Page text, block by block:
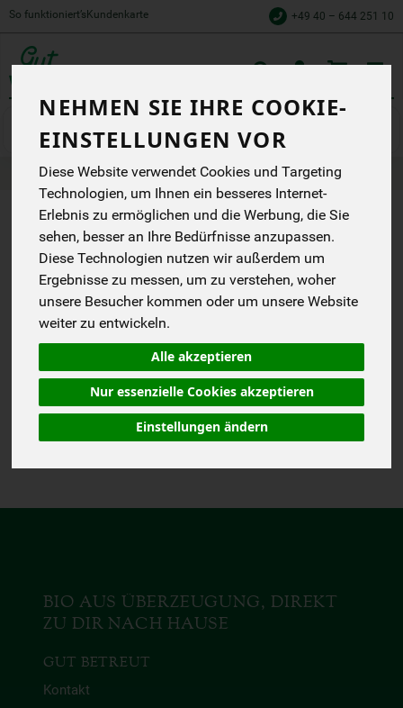
NEHMEN SIE IHRE COOKIE-
EINSTELLUNGEN VOR
Diese Website verwendet Cookies und Targeting
Technologien, um Ihnen ein besseres Internet-
Erlebnis zu ermöglichen und die Werbung, die Sie
sehen, besser an Ihre Bedürfnisse anzupassen.
Diese Technologien nutzen wir außerdem um
Ergebnisse zu messen, um zu verstehen, woher
unsere Besucher kommen oder um unsere Website
weiter zu entwickeln.
Alle akzeptieren
Nur essenzielle Cookies akzeptieren
Einstellungen ändern
So funktioniert’s Kundenkarte +49 40 – 644 251 10
Backen Backzutaten
Produkte Speisekammer Backen Backzutaten
PRODUKT "X
GELATINE
BLÄTTER"
NICHT
VERFÜGBAR.
Das von Dir gesuchte
Produkt ist leider zur Zeit
nicht verfügbar.
BIO AUS ÜBERZEUGUNG, DIREKT
ZU DIR NACH HAUSE
GUT BETREUT
Kontakt
cart